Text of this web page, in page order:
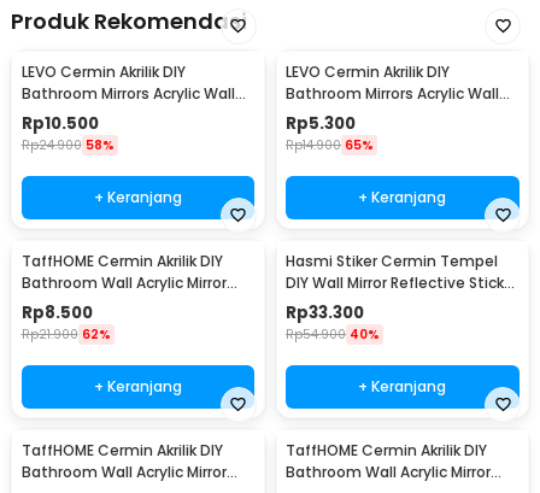
Produk Rekomendasi
LEVO Cermin Akrilik DIY
Bathroom Mirrors Acrylic Wall
Decorations Besar - L01
Rp10.500
Rp24.900 58%
+ Keranjang
LEVO Cermin Akrilik DIY
Bathroom Mirrors Acrylic Wall
Decorations Kecil - L01
Rp5.300
Rp14.900 65%
+ Keranjang
TaffHOME Cermin Akrilik DIY
Bathroom Wall Acrylic Mirror
Waterproof 20x30cm - L02
Rp8.500
Rp21.900 62%
+ Keranjang
Hasmi Stiker Cermin Tempel
DIY Wall Mirror Reflective Sticker
50x150cm - HS501
Rp33.300
Rp54.900 40%
+ Keranjang
TaffHOME Cermin Akrilik DIY
Bathroom Wall Acrylic Mirror
TaffHOME Cermin Akrilik DIY
Bathroom Wall Acrylic Mirror